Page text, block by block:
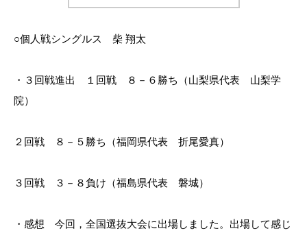
○個人戦シングルス 柴 翔太
・３回戦進出 １回戦 ８－６勝ち（山梨県代表 山梨学
院）
２回戦 ８－５勝ち（福岡県代表 折尾愛真）
３回戦 ３－８負け（福島県代表 磐城）
・感想 今回，全国選抜大会に出場しました。出場して感じ